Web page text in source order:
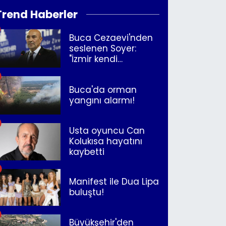
Haberler
Buca Cezaevi'nden
seslenen Soyer:
"İzmir kendi
Buca'da orman
yangını alarmı!
Usta oyuncu Can
Kolukısa hayatını
kaybetti
Manifest ile Dua Lipa
buluştu!
Büyükşehir'den